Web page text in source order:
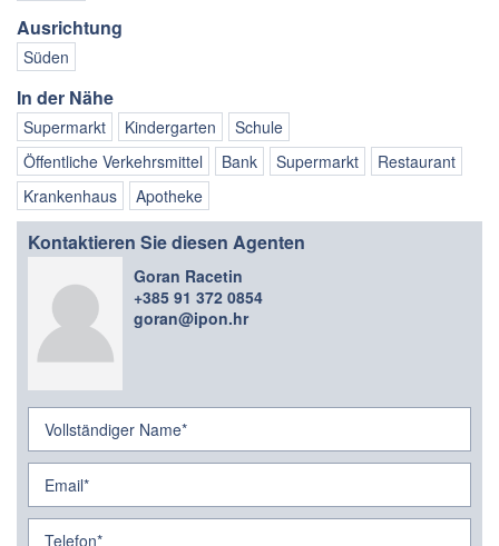
Ausrichtung
Süden
In der Nähe
Supermarkt Kindergarten
Schule
Öffentliche Verkehrsmittel
Bank Supermarkt
Restaurant
Krankenhaus
Apotheke
Kontaktieren Sie diesen Agenten
Goran Racetin
+385 91 372 0854
goran@ipon.hr